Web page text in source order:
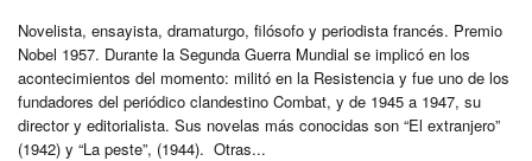
Novelista, ensayista, dramaturgo, filósofo y periodista francés. Premio
Nobel 1957. Durante la Segunda Guerra Mundial se implicó en los
acontecimientos del momento: militó en la Resistencia y fue uno de los
fundadores del periódico clandestino Combat, y de 1945 a 1947, su
director y editorialista. Sus novelas más conocidas son “El extranjero”
(1942) y “La peste”, (1944). Otras...